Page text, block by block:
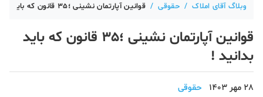
آموزش پلتفرم آقای املاک
اخبار مسکن
تحلیل مسکن
وبلاگ آقای املاک / حقوقی / قوانین آپارتمان نشینی ؛35 قانون که باید بدانید !
قوانین آپارتمان نشینی ؛35 قانون که باید
بدانید !
28 مهر 1403 حقوقی